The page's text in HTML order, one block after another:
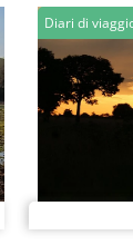
Diari di